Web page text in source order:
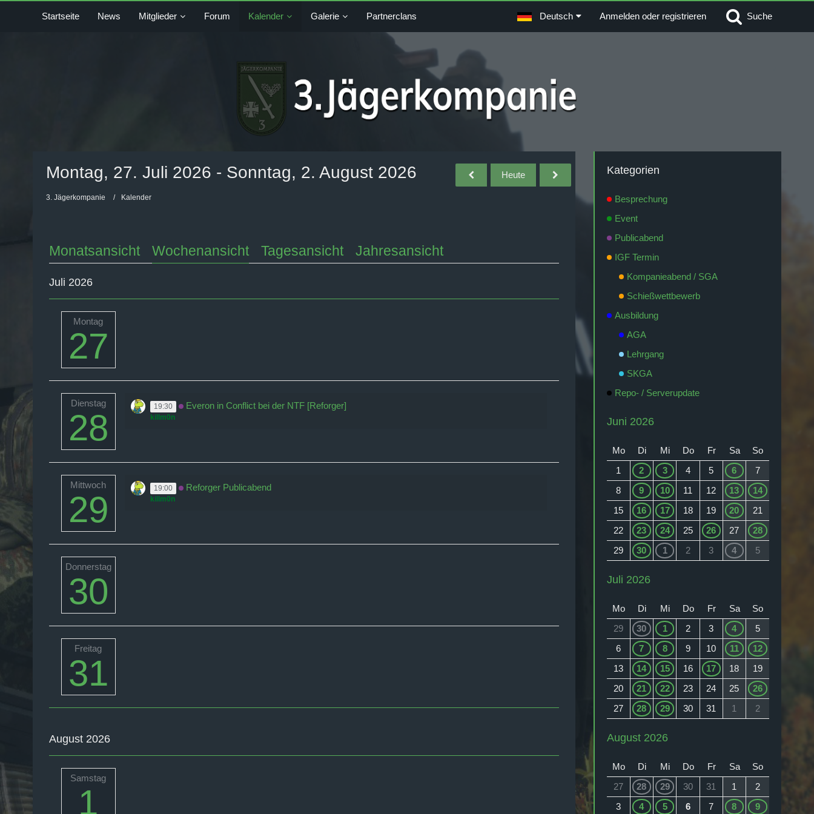
Startseite News Mitglieder Forum Kalender Galerie Partnerclans Deutsch Anmelden oder registrieren Suche
Montag, 27. Juli 2026 - Sonntag, 2. August 2026 Heute
3. Jägerkompanie Kalender
Monatsansicht Wochenansicht Tagesansicht Jahresansicht
Juli 2026
Montag
27
Dienstag
28
19:30 Everon in Conflict bei der NTF [Reforger]
killm0n
Mittwoch
29
19:00 Reforger Publicabend
killm0n
Donnerstag
30
Freitag
31
August 2026
Samstag
1
Kategorien
Besprechung
Event
Publicabend
IGF Termin
Kompanieabend / SGA
Schießwettbewerb
Ausbildung
AGA
Lehrgang
SKGA
Repo- / Serverupdate
Juni 2026
Mo Di Mi Do Fr Sa
So
1
2 3 4 5 6
7
8
9 10 11 12 13
14
15
16 17 18 19 20
21
22
23 24 25 26 27
28
29
30 1 2 3 4 5
Juli 2026
Mo Di Mi Do Fr Sa
So
29
30 1 2 3 4
5
6
7 8 9 10 11
12
13
14 15 16 17 18
19
20
21 22 23 24 25
26
27
28 29 30 31 1 2
August 2026
Mo Di Mi Do Fr Sa
So
27
28 29 30 31 1
2
3
4 5 6 7 8 9